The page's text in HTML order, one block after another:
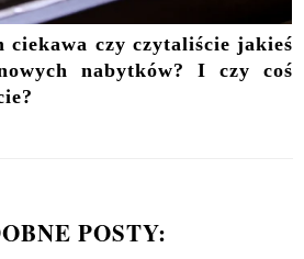
ciekawa czy czytaliście jakieś
nabytków? I czy coś
POSTY: